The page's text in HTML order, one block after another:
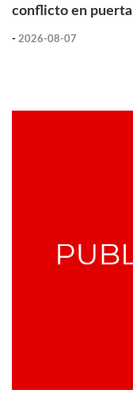
conflicto en puerta
- 2026-08-07